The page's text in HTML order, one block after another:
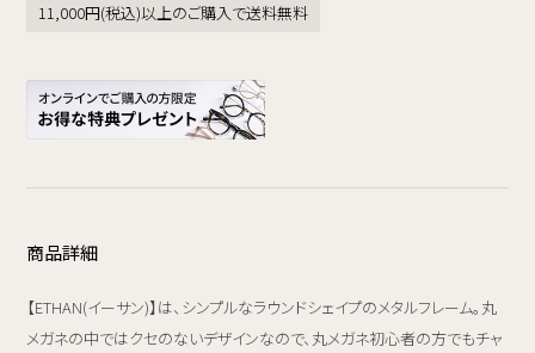
11,000円(税込)以上のご購入で送料無料
商品詳細
【ETHAN(イーサン)】は、シンプルなラウンドシェイプのメタルフレーム。丸
メガネの中ではクセのないデザインなので、丸メガネ初心者の方でもチャ